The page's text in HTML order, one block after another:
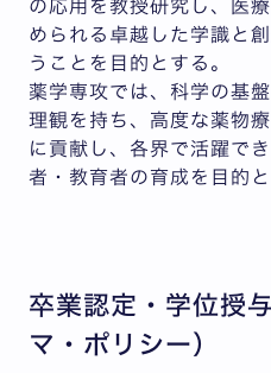
の応用を教授研究し、医
められる卓越した学識と
うことを目的とする。
薬学専攻では、科学の基
理観を持ち、高度な薬物
に貢献し、各界で活躍で
者・教育者の育成を目的と
卒業認定・学位授
マ・ポリシー）